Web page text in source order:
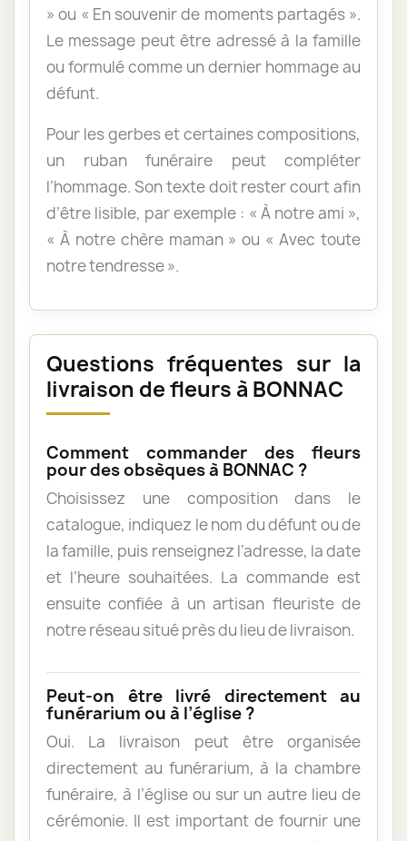
» ou « En souvenir de moments partagés ».
Le message peut être adressé à la famille
ou formulé comme un dernier hommage au
défunt.
Pour les gerbes et certaines compositions,
un ruban funéraire peut compléter
l’hommage. Son texte doit rester court afin
d’être lisible, par exemple : « À notre ami »,
« À notre chère maman » ou « Avec toute
notre tendresse ».
Questions fréquentes sur la
livraison de fleurs à BONNAC
Comment commander des fleurs
pour des obsèques à BONNAC ?
Choisissez une composition dans le
catalogue, indiquez le nom du défunt ou de
la famille, puis renseignez l’adresse, la date
et l’heure souhaitées. La commande est
ensuite confiée à un artisan fleuriste de
notre réseau situé près du lieu de livraison.
Peut-on être livré directement au
funérarium ou à l’église ?
Oui. La livraison peut être organisée
directement au funérarium, à la chambre
funéraire, à l’église ou sur un autre lieu de
cérémonie. Il est important de fournir une